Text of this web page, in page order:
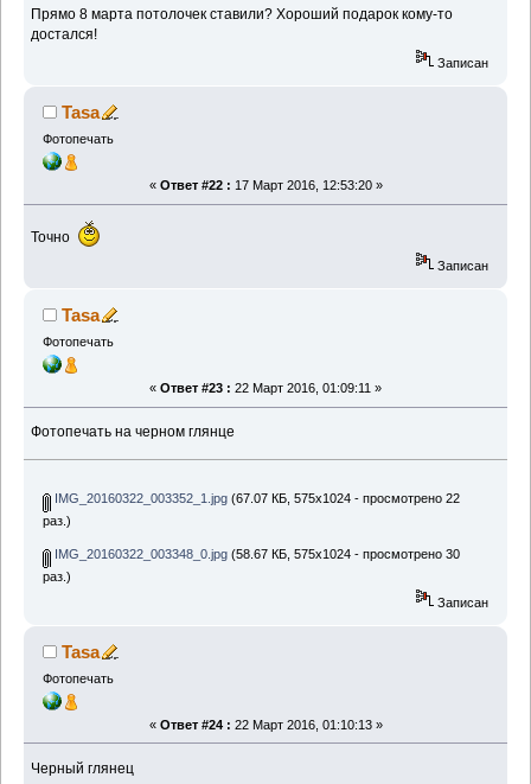
Прямо 8 марта потолочек ставили? Хороший подарок кому-то
достался!
Записан
Tasa
Фотопечать
« Ответ #22 : 17 Март 2016, 12:53:20 »
Точно
Записан
Tasa
Фотопечать
« Ответ #23 : 22 Март 2016, 01:09:11 »
Фотопечать на черном глянце
IMG_20160322_003352_1.jpg(67.07 КБ, 575x1024 - просмотрено 22
раз.)
IMG_20160322_003348_0.jpg(58.67 КБ, 575x1024 - просмотрено 30
раз.)
Записан
Tasa
Фотопечать
« Ответ #24 : 22 Март 2016, 01:10:13 »
Черный глянец